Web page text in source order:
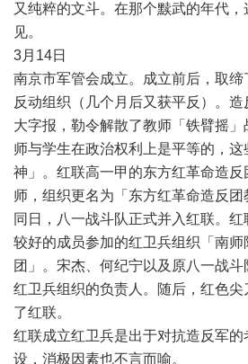
又纯粹的文斗。在那个黩武的年代
见。
3月 14日
南京市军管会成立。成立前后，取缔
反动组织（几个月后又获平反）。
大字报，勒令解散了教师「铁臂摇
师与学生在政治权利上是平等的，
神」。红联高一甲的东方红革命造
师，组织更名为「东方红革命造反团
同日，八一战斗队正式并入红联。
较好的成员参加的红卫兵组织「南
团」。宋杰、何纪宁以及原八一战
红卫兵组织的负责人。随后，红色尖
了红联。
红联成立红卫兵是出于对抗造反军
设，消极因素也不言而喻。